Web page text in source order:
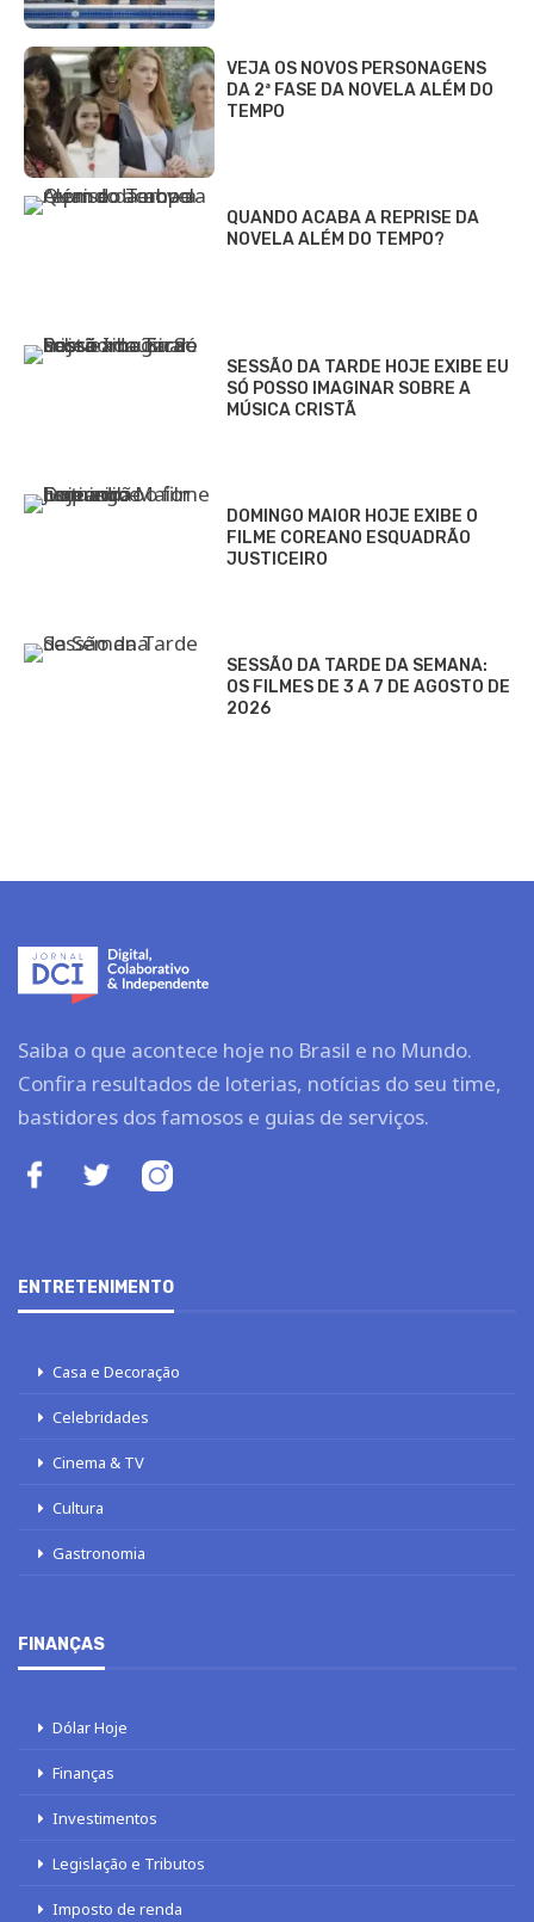
VEJA OS NOVOS PERSONAGENS
DA 2ª FASE DA NOVELA ALÉM DO
TEMPO
QUANDO ACABA A REPRISE DA
NOVELA ALÉM DO TEMPO?
SESSÃO DA TARDE HOJE EXIBE EU
SÓ POSSO IMAGINAR SOBRE A
MÚSICA CRISTÃ
DOMINGO MAIOR HOJE EXIBE O
FILME COREANO ESQUADRÃO
JUSTICEIRO
SESSÃO DA TARDE DA SEMANA:
OS FILMES DE 3 A 7 DE AGOSTO DE
2026
Saiba o que acontece hoje no Brasil e no Mundo.
Confira resultados de loterias, notícias do seu time,
bastidores dos famosos e guias de serviços.
ENTRETENIMENTO
Casa e Decoração
Celebridades
Cinema & TV
Cultura
Gastronomia
FINANÇAS
Dólar Hoje
Finanças
Investimentos
Legislação e Tributos
Imposto de renda